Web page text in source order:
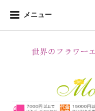
メニュー